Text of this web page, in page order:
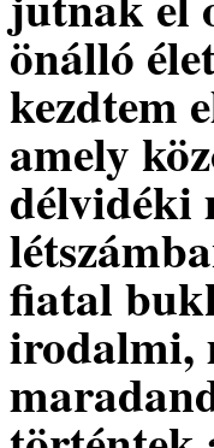
önálló
kezdtem
amely
délvidéki
fiatal
irodalmi,